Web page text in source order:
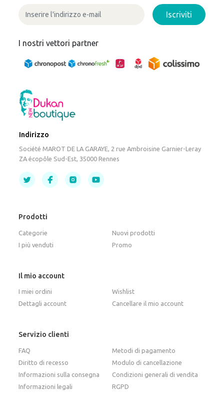
Iscriviti
I nostri vettori partner
Indirizzo
Société MAROT DE LA GARAYE, 2 rue Ambroisine Garnier-Leray
ZA écopôle Sud-Est, 35000 Rennes
Prodotti
Categorie
Nuovi prodotti
I più venduti
Promo
Il mio account
I miei ordini
Wishlist
Dettagli account
Cancellare il mio account
Servizio clienti
FAQ
Metodi di pagamento
Diritto di recesso
Modulo di cancellazione
Informazioni sulla consegna
Condizioni generali di vendita
Informazioni legali
RGPD